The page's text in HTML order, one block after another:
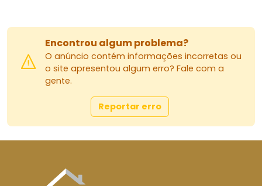
Encontrou algum problema?
O anúncio contém informações incorretas ou
o site apresentou algum erro? Fale com a
gente.
Reportar erro